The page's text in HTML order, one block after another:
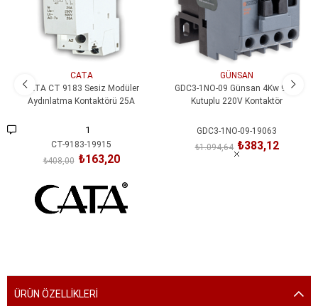
CATA
CATA CT 9183 Sesiz Modüler
Aydınlatma Kontaktörü 25A
1
CT-9183-19915
₺163,20
₺408,00
GÜNSAN
GDC3-1NO-09 Günsan 4Kw 9A 3
Kutuplu 220V Kontaktör
GDC3-1NO-09-19063
₺383,12
₺1.094,64
ÜRÜN ÖZELLIKLERI